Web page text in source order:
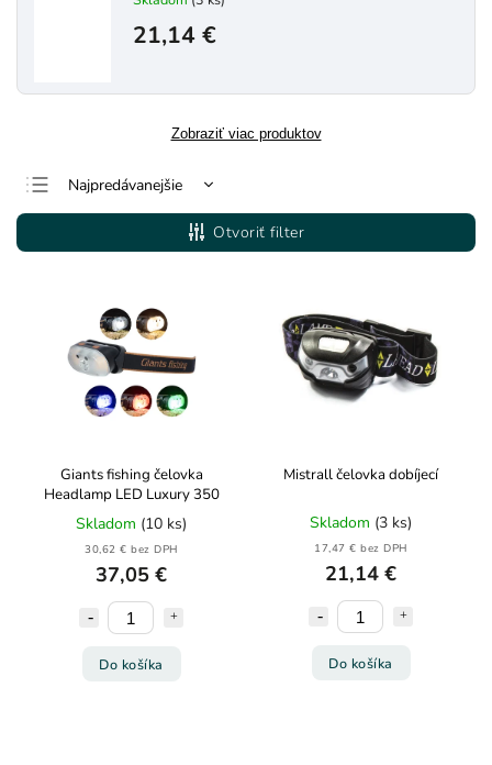
21,14 €
Zobraziť viac produktov
Najpredávanejšie
Najlacnejšie
Najdrahšie
Otvoriť filter
Giants fishing čelovka
Headlamp LED Luxury 350
Skladom (10 ks)
30,62 € bez DPH
37,05 €
Do košíka
Mistrall čelovka dobíjecí
Skladom (3 ks)
17,47 € bez DPH
21,14 €
Do košíka